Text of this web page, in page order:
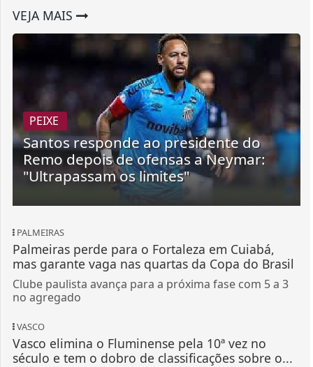
VEJA MAIS
PEIXE
Santos responde ao presidente do
Remo depois de ofensas a Neymar:
"Ultrapassam os limites"
PALMEIRAS
Palmeiras perde para o Fortaleza em Cuiabá,
mas garante vaga nas quartas da Copa do Brasil
Clube paulista avança para a próxima fase com 5 a 3
no agregado
VASCO
Vasco elimina o Fluminense pela 10ª vez no
século e tem o dobro de classificações sobre o...